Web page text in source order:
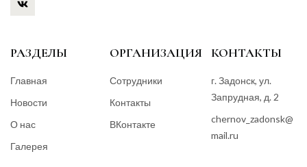
РАЗДЕЛЫ
Главная
Новости
О нас
Галерея
ОРГАНИЗАЦИЯ
Сотрудники
Контакты
ВКонтакте
КОНТАКТЫ
г. Задонск, ул.
Запрудная, д. 2
chernov_zadonsk@
mail.ru